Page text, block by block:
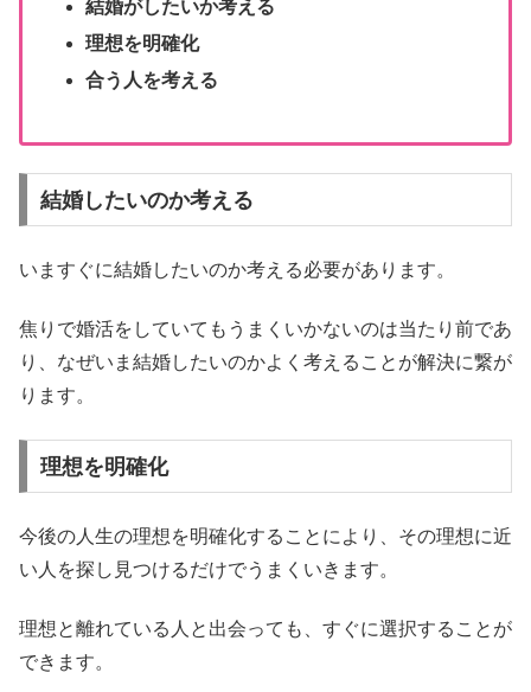
結婚がしたいか考える
理想を明確化
合う人を考える
結婚したいのか考える
いますぐに結婚したいのか考える必要があります。
焦りで婚活をしていてもうまくいかないのは当たり前であ
り、なぜいま結婚したいのかよく考えることが解決に繋が
ります。
理想を明確化
今後の人生の理想を明確化することにより、その理想に近
い人を探し見つけるだけでうまくいきます。
理想と離れている人と出会っても、すぐに選択することが
できます。